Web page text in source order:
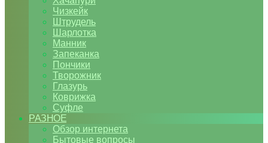
Чизкейк
Штрудель
Шарлотка
Манник
Запеканка
Пончики
Творожник
Глазурь
Коврижка
Суфле
РАЗНОЕ
Обзор интернета
Бытовые вопросы